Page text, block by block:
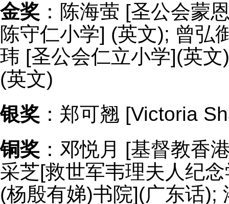
金奖 ：陈海萤 [圣公会蒙
陈守仁小学] (英文); 曾弘
玮 [圣公会仁立小学](英
(英文)
银奖 ：郑可翘 [Victoria
铜奖 ：邓悦月 [基督教香
采芝[救世军韦理夫人纪
(杨殷有娣)书院](广东话);